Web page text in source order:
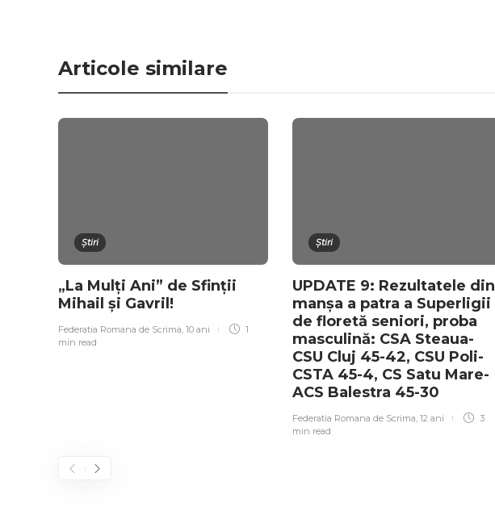
Articole similare
Știri
„La Mulți Ani” de Sfinții
Mihail și Gavril!
Federatia Romana de Scrima, 10 ani
1
min read
Știri
UPDATE 9: Rezultatele din
manșa a patra a Superligii
de floretă seniori, proba
masculină: CSA Steaua-
CSU Cluj 45-42, CSU Poli-
CSTA 45-4, CS Satu Mare-
ACS Balestra 45-30
Federatia Romana de Scrima, 12 ani
3
min read